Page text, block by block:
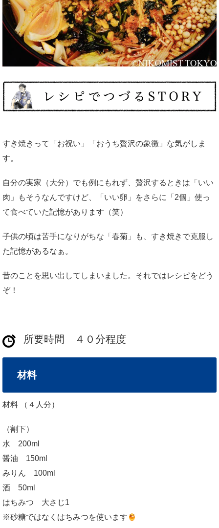
すき焼きって「お祝い」「おうち贅沢の象徴」な気がしま
す。
自分の実家（大分）でも例にもれず、贅沢するときは「いい
肉」もそうなんですけど、「いい卵」をさらに「2個」使っ
て食べていた記憶があります（笑）
子供の頃は苦手になりがちな「春菊」も、すき焼きで克服し
た記憶があるなぁ。
昔のことを思い出してしまいました。それではレシピをどう
ぞ！
所要時間 ４０分程度
材料
材料 （４人分）
（割下）
水 200ml
醤油 150ml
みりん 100ml
酒 50ml
はちみつ 大さじ1
※砂糖ではなくはちみつを使います